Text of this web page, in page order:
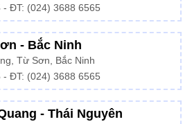
- ĐT: (024) 3688 6565
- Bắc Ninh
Từ Sơn, Bắc Ninh
- ĐT: (024) 3688 6565
- Thái Nguyên